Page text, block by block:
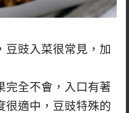
豆豉入菜很常見，加
完全不會，入口有著
很適中，豆豉特殊的